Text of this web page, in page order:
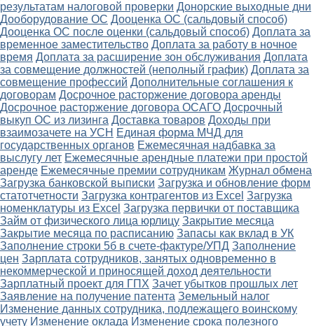
результатам налоговой проверки Донорские выходные дни
Дооборудование ОС Дооценка ОС (сальдовый способ)
Дооценка ОС после оценки (сальдовый способ) Доплата за
временное заместительство Доплата за работу в ночное
время Доплата за расширение зон обслуживания Доплата
за совмещение должностей (неполный график) Доплата за
совмещение профессий Дополнительные соглашения к
договорам Досрочное расторжение договора аренды
Досрочное расторжение договора ОСАГО Досрочный
выкуп ОС из лизинга Доставка товаров Доходы при
взаимозачете на УСН Единая форма МЧД для
государственных органов Ежемесячная надбавка за
выслугу лет Ежемесячные арендные платежи при простой
аренде Ежемесячные премии сотрудникам Журнал обмена
Загрузка банковской выписки Загрузка и обновление форм
статотчетности Загрузка контрагентов из Excel Загрузка
номенклатуры из Excel Загрузка первички от поставщика
Займ от физического лица юрлицу Закрытие месяца
Закрытие месяца по расписанию Запасы как вклад в УК
Заполнение строки 5б в счете-фактуре/УПД Заполнение
цен Зарплата сотрудников, занятых одновременно в
некоммерческой и приносящей доход деятельности
Зарплатный проект для ГПХ Зачет убытков прошлых лет
Заявление на получение патента Земельный налог
Изменение данных сотрудника, подлежащего воинскому
учету Изменение оклада Изменение срока полезного